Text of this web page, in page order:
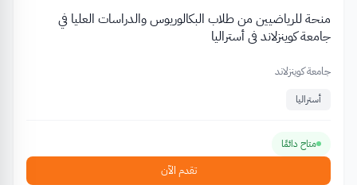
منحة للرياضيين من طلاب البكالوريوس والدراسات العليا في
جامعة كوينزلاند في أستراليا
جامعة كوينزلاند
أستراليا
متاح دائمًا
تقدم الآن